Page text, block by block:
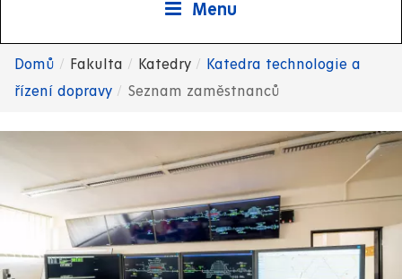
Menu
Drobečková
navigace
Domů Fakulta Katedry
Katedra technologie a
řízení dopravy
Seznam zaměstnanců